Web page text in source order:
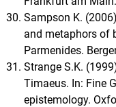
Sampson K.
and metaphors of
Parmenides.
Strange S.K.
Timaeus. In: Fine
epistemology.